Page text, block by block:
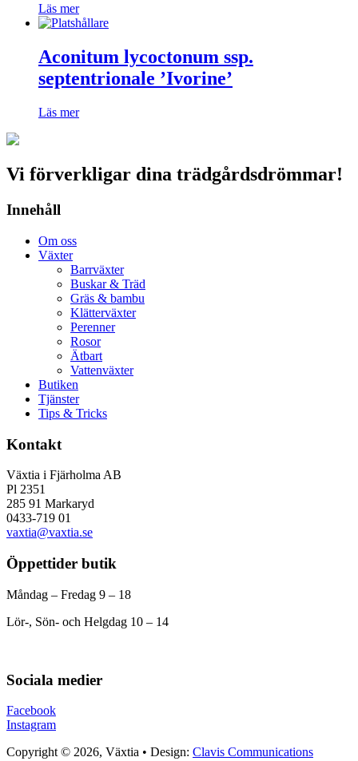
Läs mer
Aconitum lycoctonum ssp.
septentrionale ’Ivorine’
Läs mer
Vi förverkligar dina trädgårdsdrömmar!
Innehåll
Om oss
Växter
Barrväxter
Buskar & Träd
Gräs & bambu
Klätterväxter
Perenner
Rosor
Ätbart
Vattenväxter
Butiken
Tjänster
Tips & Tricks
Kontakt
Växtia i Fjärholma AB
Pl 2351
285 91 Markaryd
0433-719 01
vaxtia@vaxtia.se
Öppettider butik
Måndag – Fredag 9 – 18
Lör-, Sön- och Helgdag 10 – 14
Sociala medier
Facebook
Instagram
Copyright © 2026, Växtia • Design: Clavis Communications